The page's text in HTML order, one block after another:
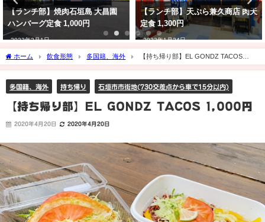
【ランチ部】天ぷら兼久商店 肉天
定食 1,300円
2023年1月24日
【ランチ部】石垣島のクリスマス
イベントと言えばこれ!
2022年12月13日
ホーム 飲食形態 多国籍、海外
【持ち帰り部】EL GONDZ TACOS
1,000円
多国籍、海外 持ち帰り 石垣市市街地(730交差点から車で15分以内)
【持ち帰り部】EL GONDZ TACOS 1,000円
2020年4月20日 2020年4月20日